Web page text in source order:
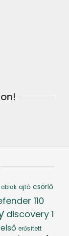
ablak ajtó csörlő
110
discovery 1
első erősített